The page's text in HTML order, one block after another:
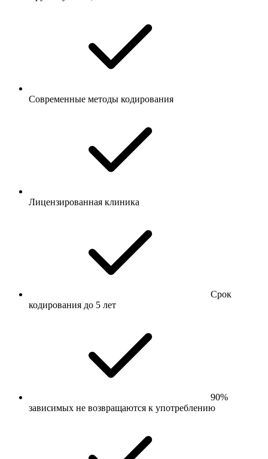
Современные методы кодирования
Лицензированная клиника
Срок
кодирования до 5 лет
90%
зависимых не возвращаются к употреблению